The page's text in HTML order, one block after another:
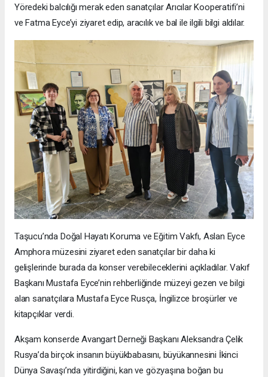
Yöredeki balcılığı merak eden sanatçılar Arıcılar Kooperatifi’ni
ve Fatma Eyce’yi ziyaret edip, aracılık ve bal ile ilgili bilgi aldılar.
Taşucu’nda Doğal Hayatı Koruma ve Eğitim Vakfı, Aslan Eyce
Amphora müzesini ziyaret eden sanatçılar bir daha ki
gelişlerinde burada da konser verebileceklerini açıkladılar. Vakıf
Başkanı Mustafa Eyce’nin rehberliğinde müzeyi gezen ve bilgi
alan sanatçılara Mustafa Eyce Rusça, İngilizce broşürler ve
kitapçıklar verdi.
Akşam konserde Avangart Derneği Başkanı Aleksandra Çelik
Rusya’da birçok insanın büyükbabasını, büyükannesini İkinci
Dünya Savaşı’nda yitirdiğini, kan ve gözyaşına boğan bu